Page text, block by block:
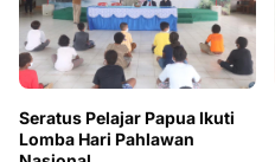
Seratus Pelajar Papua Ikuti
Lomba Hari Pahlawan